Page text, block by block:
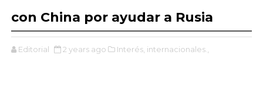
con China por ayudar a Rusia
Editorial 2 years ago Interés, internacionales.,